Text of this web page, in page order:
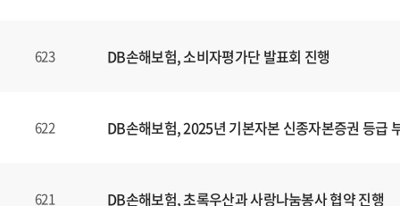
623 DB손해보험, 소비자평가단 발표회 진행
622 DB손해보험, 2025년 기본자본 신종자본증권 등급
621 DB손해보험, 초록우산과 사랑나눔봉사 협약 진행